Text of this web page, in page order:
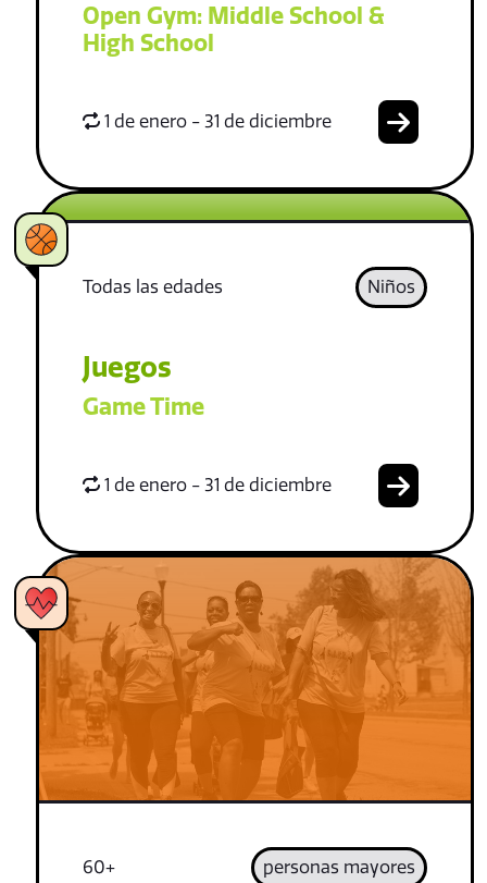
Open Gym: Middle School &
High School
1 de enero - 31 de diciembre
Todas las edades Niños
Juegos
Game Time
1 de enero - 31 de diciembre
60+ personas mayores